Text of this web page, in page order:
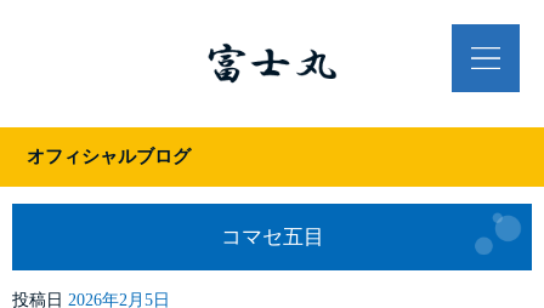
オフィシャルブログ
コマセ五目
投稿日 2026年2月5日